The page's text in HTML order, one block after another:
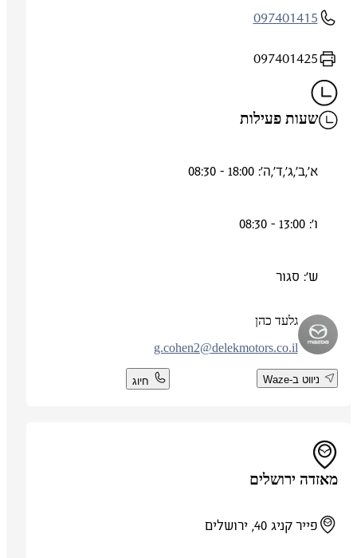
097401415
097401425
שעות פעילות
א',ב',ג',ד',ה': 18:00 - 08:30
ש': סגור
גלעד כהן
g.cohen2@delekmotors.co.il
ניווט ב-Waze חיוג
מאזדה ירושלים
פייר קניג 40, ירושלים